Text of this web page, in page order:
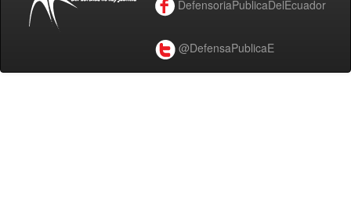
DefensoriaPublicaDelEcuador
@DefensaPublicaE